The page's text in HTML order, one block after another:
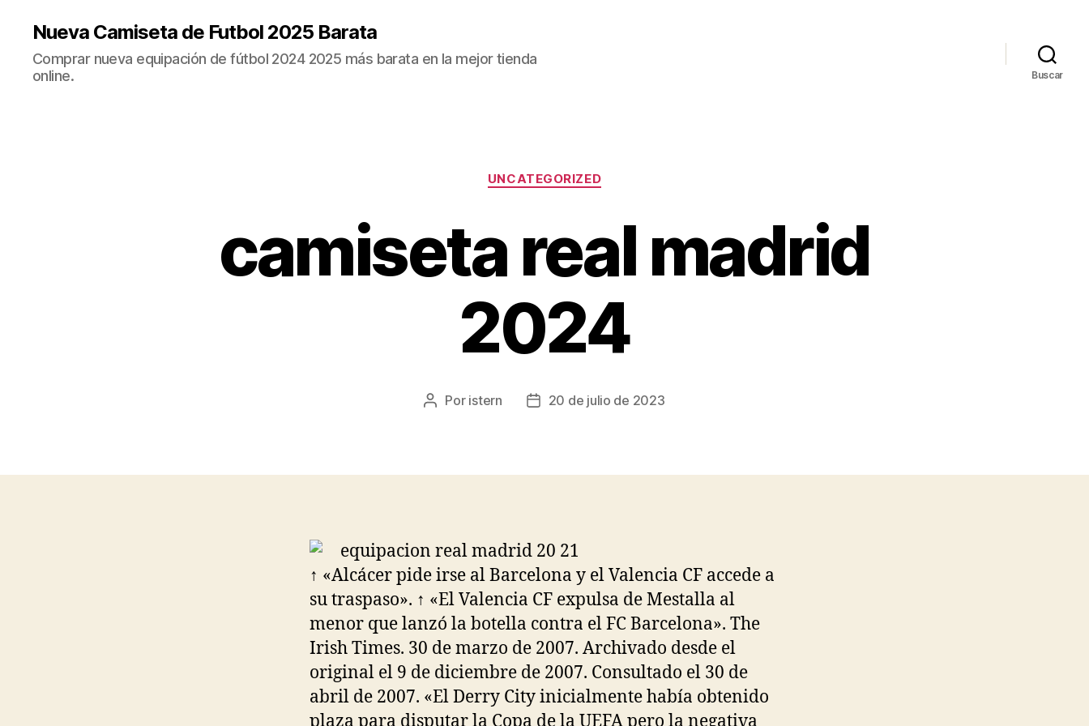
Nueva Camiseta de Futbol 2025 Barata
Comprar nueva equipación de fútbol 2024 2025 más barata en la mejor tienda
online.
Buscar
Categorías
UNCATEGORIZED
camiseta real madrid
2024
Autor
Por istern
Fecha20 de julio de 2023
↑ «Alcácer pide irse al Barcelona y el Valencia CF accede a
su traspaso». ↑ «El Valencia CF expulsa de Mestalla al
menor que lanzó la botella contra el FC Barcelona». The
Irish Times. 30 de marzo de 2007. Archivado desde el
original el 9 de diciembre de 2007. Consultado el 30 de
abril de 2007. «El Derry City inicialmente había obtenido
plaza para disputar la Copa de la UEFA pero la negativa